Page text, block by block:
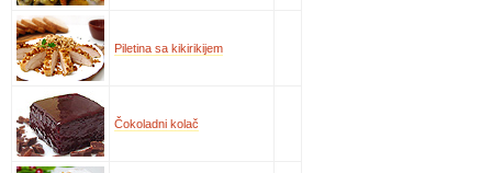
Piletina sa kikirikijem
Čokoladni kolač